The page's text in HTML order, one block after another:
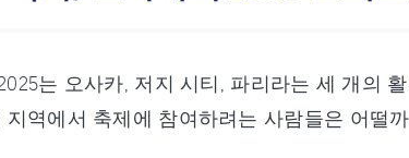
는 오사카, 저지 시티, 파리라는 세 개의
역에서 축제에 참여하려는 사람들은 어떨